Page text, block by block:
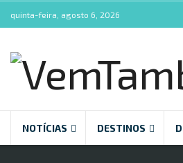
quinta-feira, agosto 6, 2026
NOTÍCIAS DESTINOS